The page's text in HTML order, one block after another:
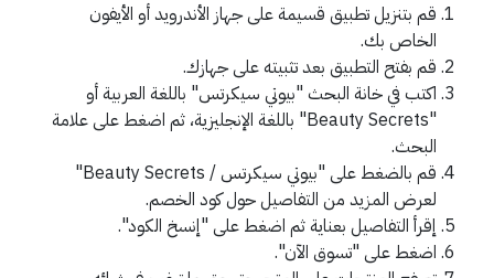
قم بتنزيل تطبيق قسيمة على جهاز الأندرويد أو الأيفون
الخاص بك.
قم بفتح التطبيق بعد تثبيته على جهازك.
اكتب في خانة البحث "بيوتي سيكرتس" باللغة العربية أو
"Beauty Secrets" باللغة الإنجليزية، ثم اضغط على علامة
البحث.
قم بالضغط على "بيوتي سيكرتس / Beauty Secrets"
لعرض المزيد من التفاصيل حول كود الخصم.
إقرأ التفاصيل بعناية ثم اضغط على "إنسخ الكود".
اضغط على "تسوق الآن".